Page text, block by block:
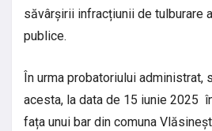
săvârșirii infracțiunii de tulburare
publice.
În urma probatoriului administrat,
acesta, la data de 15 iunie 2025
fața unui bar din comuna